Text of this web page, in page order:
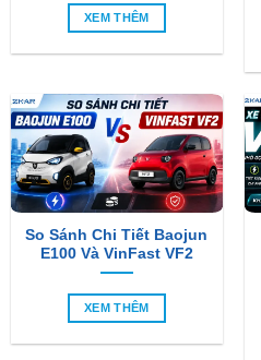
XEM THÊM
So Sánh Chi Tiết Baojun
E100 Và VinFast VF2
XEM THÊM